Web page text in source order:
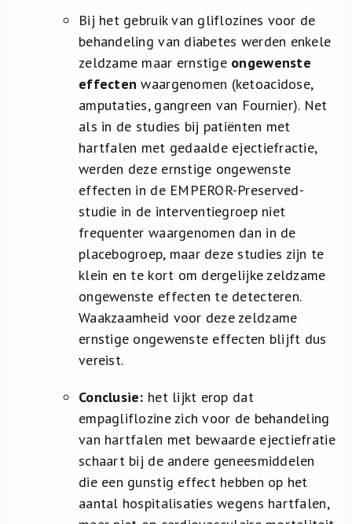
Bij het gebruik van gliflozines voor de
behandeling van diabetes werden enkele
zeldzame maar ernstige ongewenste
effecten waargenomen (ketoacidose,
amputaties, gangreen van Fournier). Net
als in de studies bij patiënten met
hartfalen met gedaalde ejectiefractie,
werden deze ernstige ongewenste
effecten in de EMPEROR-Preserved-
studie in de interventiegroep niet
frequenter waargenomen dan in de
placebogroep, maar deze studies zijn te
klein en te kort om dergelijke zeldzame
ongewenste effecten te detecteren.
Waakzaamheid voor deze zeldzame
ernstige ongewenste effecten blijft dus
vereist.
Conclusie: het lijkt erop dat
empagliflozine zich voor de behandeling
van hartfalen met bewaarde ejectiefratie
schaart bij de andere geneesmiddelen
die een gunstig effect hebben op het
aantal hospitalisaties wegens hartfalen,